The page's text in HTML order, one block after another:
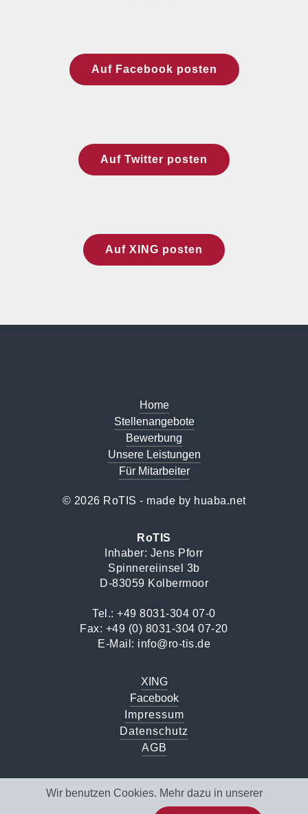
Auf Facebook posten
Auf Twitter posten
Auf XING posten
Home
Stellenangebote
Bewerbung
Unsere Leistungen
Für Mitarbeiter
© 2026 RoTIS - made by huaba.net
RoTIS
Inhaber: Jens Pforr
Spinnereiinsel 3b
D-83059 Kolbermoor
Tel.:+49 8031-304 07-0
Fax: +49 (0) 8031-304 07-20
E-Mail: info@ro-tis.de
XING
Facebook
Impressum
Datenschutz
AGB
Wir benutzen Cookies. Mehr dazu in unserer